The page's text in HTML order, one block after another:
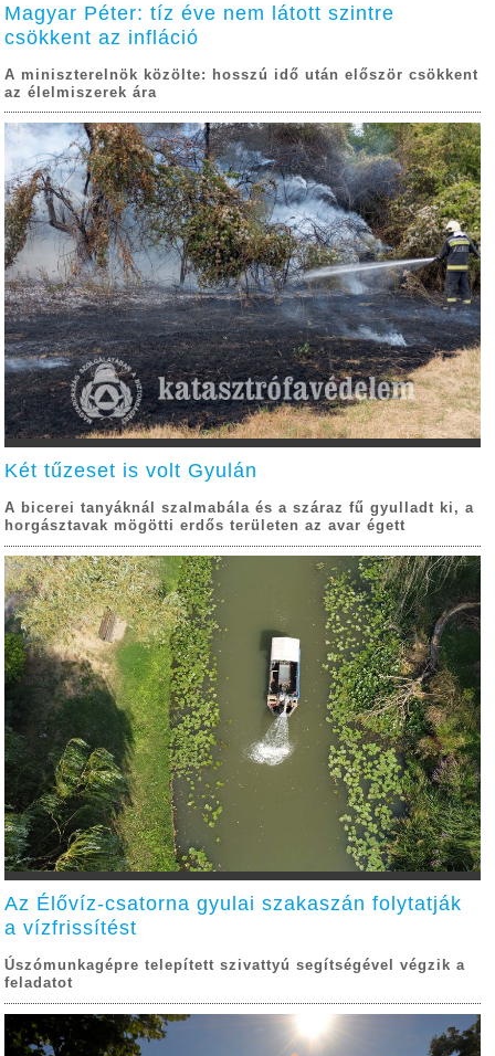
Magyar Péter: tíz éve nem látott szintre
csökkent az infláció
A miniszterelnök közölte: hosszú idő után először csökkent
az élelmiszerek ára
Két tűzeset is volt Gyulán
A bicerei tanyáknál szalmabála és a száraz fű gyulladt ki, a
horgásztavak mögötti erdős területen az avar égett
Az Élővíz-csatorna gyulai szakaszán folytatják
a vízfrissítést
Úszómunkagépre telepített szivattyú segítségével végzik a
feladatot